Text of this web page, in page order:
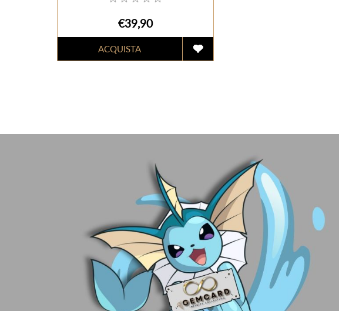
€39,90